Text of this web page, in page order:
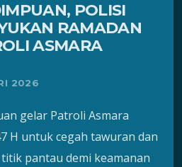
POLISI
RAMADAN
ASMARA
2026
gelar Patroli Asmara
H untuk cegah tawuran dan
pantau demi keamanan